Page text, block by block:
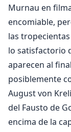
Murnau en
encomiable,
las
lo satisfactorio
aparecen al
posiblemente
August von
del Fausto de
encima de la